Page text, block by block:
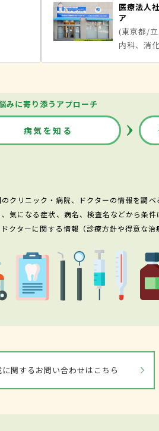
医療法人
ア
(東京都/
内科、消
みに寄り添うアプローチ
病気を知る
クリニック・病院、ドクターの情報を調べ
になる症状、病名、検査名などから条
クターに関する情報（診療方針や得意な治
に関するお問い合わせはこちら